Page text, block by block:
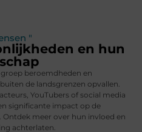
"
en hun
beroemdheden en
de landsgrenzen opvallen.
YouTubers of social media
significante impact op de
meer over hun invloed en
achterlaten.